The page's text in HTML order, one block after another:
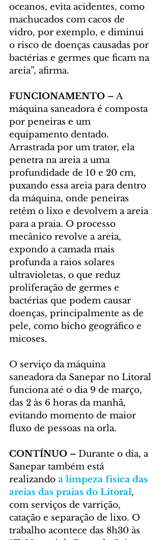
oceanos, evita acidentes, como
machucados com cacos de
vidro, por exemplo, e diminui
o risco de doenças causadas por
bactérias e germes que ficam na
areia”, afirma.
FUNCIONAMENTO – A
máquina saneadora é composta
por peneiras e um
equipamento dentado.
Arrastrada por um trator, ela
penetra na areia a uma
profundidade de 10 e 20 cm,
puxando essa areia para dentro
da máquina, onde peneiras
retêm o lixo e devolvem a areia
para a praia. O processo
mecânico revolve a areia,
expondo a camada mais
profunda a raios solares
ultravioletas, o que reduz
proliferação de germes e
bactérias que podem causar
doenças, principalmente as de
pele, como bicho geográfico e
micoses.
O serviço da máquina
saneadora da Sanepar no Litoral
funciona até o dia 9 de março,
das 2 às 6 horas da manhã,
evitando momento de maior
fluxo de pessoas na orla.
CONTÍNUO – Durante o dia, a
Sanepar também está
realizando a limpeza física das
areias das praias do Litoral,
com serviços de varrição,
catação e separação de lixo. O
trabalho acontece das 8h30 às